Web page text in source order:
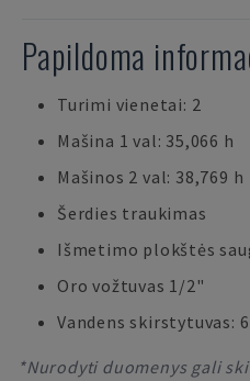
Papildoma
Turimi vienetai: 2
Mašina 1 val: 35,066 h
Mašinos 2 val: 38,769 h
Šerdies traukimas
Išmetimo plokštės
Oro vožtuvas 1/2"
Vandens skirstytuvas:
*Nurodyti duomenys gali